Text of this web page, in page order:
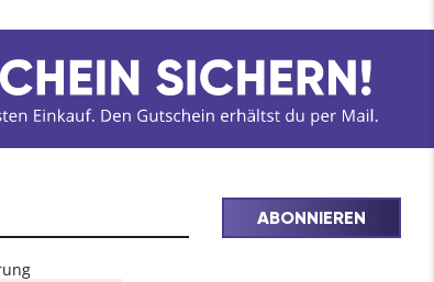
in einer 45° sowie einer 90°
um auf die diversenABONNIEREN